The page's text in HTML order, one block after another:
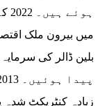
زیادہ کنٹریکٹ